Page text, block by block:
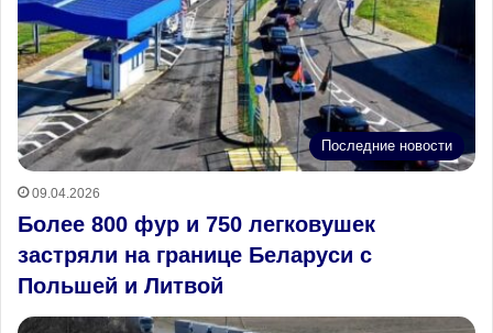
Последние новости
09.04.2026
Более 800 фур и 750 легковушек
застряли на границе Беларуси с
Польшей и Литвой